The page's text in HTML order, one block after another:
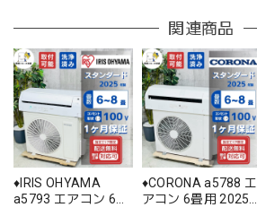
関連商品
♦️IRIS OHYAMA
a5793 エアコン 6畳
♦️CORONA a5788 エ
アコン 6畳用 2025